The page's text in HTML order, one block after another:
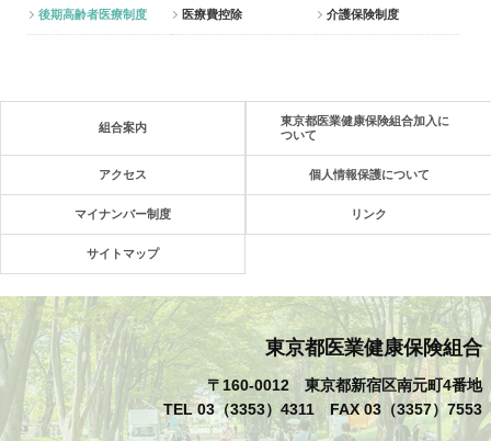
後期高齢者医療制度 医療費控除 介護保険制度
組合案内
東京都医業健康保険組合加入に
ついて
アクセス 個人情報保護について
マイナンバー制度 リンク
サイトマップ
東京都医業健康保険組合
〒160-0012 東京都新宿区南元町4番地
TEL 03（3353）4311 FAX 03（3357）7553